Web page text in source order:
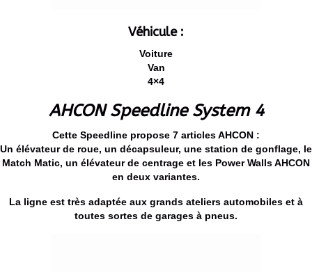
Véhicule :
Voiture
Van
4×4
AHCON Speedline System 4
Cette Speedline propose 7 articles AHCON :
Un élévateur de roue, un décapsuleur, une station de gonflage, le
Match Matic, un élévateur de centrage et les Power Walls AHCON
en deux variantes.
La ligne est très adaptée aux grands ateliers automobiles et à
toutes sortes de garages à pneus.